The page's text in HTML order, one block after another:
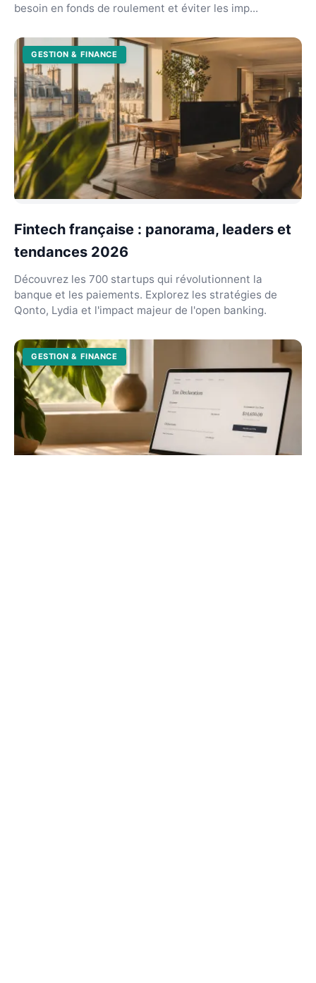
besoin en fonds de roulement et éviter les imp...
GESTION & FINANCE
Fintech française : panorama, leaders et
tendances 2026
Découvrez les 700 startups qui révolutionnent la
banque et les paiements. Explorez les stratégies de
Qonto, Lydia et l'impact majeur de l'open banking.
GESTION & FINANCE